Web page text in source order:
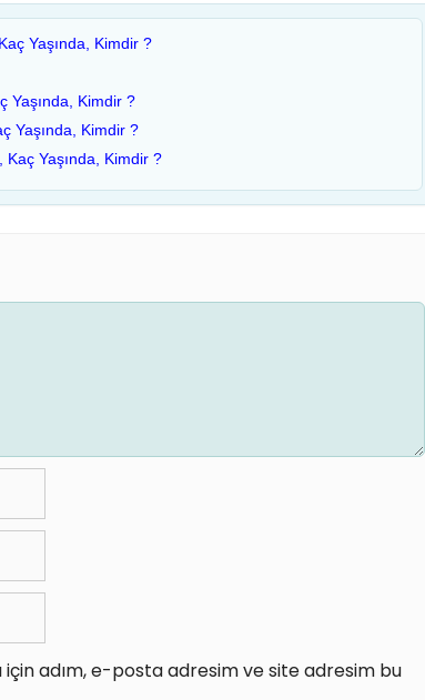
Yaşında, Kimdir ?
Yaşında, Kimdir ?
Yaşında, Kimdir ?
Yaşında, Kimdir ?
için adım, e-posta adresim ve site adresim bu